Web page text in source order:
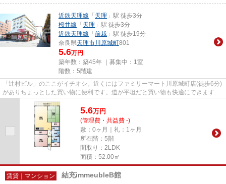
近鉄天理線 「 天理 」駅 徒歩3分
桜井線 「 天理 」駅 徒歩3分
近鉄天理線 「 前栽 」駅 徒歩19分
奈良県天理市川原城町801
5.6万円
築年数：築45年 ｜募集中： 1室
階数：5階建
「辻村ビル」のここがイチオシ。近くにはファミリーマート川原城町店(徒歩6分)
がありちょっとした買い物に便利です。道が平坦だと買い物も快適にできます
ね。こちらの物件から300mのと...
5.6万円
(管理費・共益費 -)
敷：0ヶ月｜礼：1ヶ月
所在階：5階
間取り：2LDK
面積：52.00㎡
賃貸｜マンション 結充immeubleB館